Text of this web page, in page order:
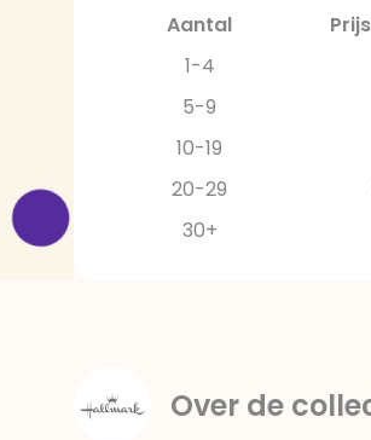
Aantal
1-4
5-9
10-19
20-29
30+
Over de